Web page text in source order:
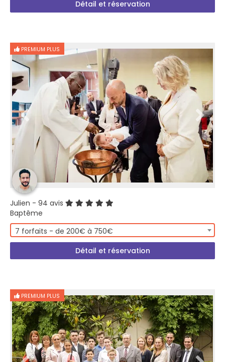
Détail et réservation
PREMIUM PLUS
Julien - 94 avis
Baptême
7 forfaits - de 200€ à 750€
Détail et réservation
PREMIUM PLUS